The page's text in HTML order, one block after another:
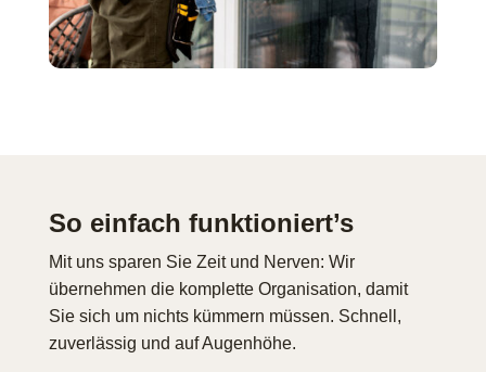
So einfach funktioniert’s
Mit uns sparen Sie Zeit und Nerven: Wir
übernehmen die komplette Organisation, damit
Sie sich um nichts kümmern müssen. Schnell,
zuverlässig und auf Augenhöhe.